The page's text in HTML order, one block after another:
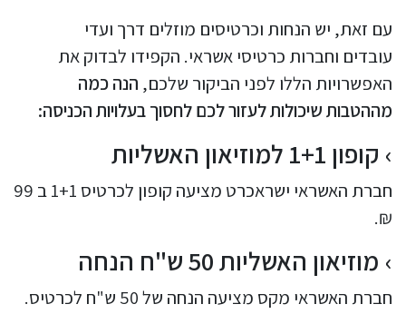
עם זאת, יש הנחות וכרטיסים מוזלים דרך ועדי
עובדים וחברות כרטיסי אשראי. הקפידו לבדוק את
האפשרויות הללו לפני הביקור שלכם, הנה כמה
מההטבות שיכולות לעזור לכם לחסוך בעלויות הכניסה:
קופון 1+1 למוזיאון האשליות
חברת האשראי ישראכרט מציעה קופון לכרטיס 1+1 ב 99
₪.
מוזיאון האשליות 50 ש"ח הנחה
חברת האשראי מקס מציעה הנחה של 50 ש"ח לכרטיס.